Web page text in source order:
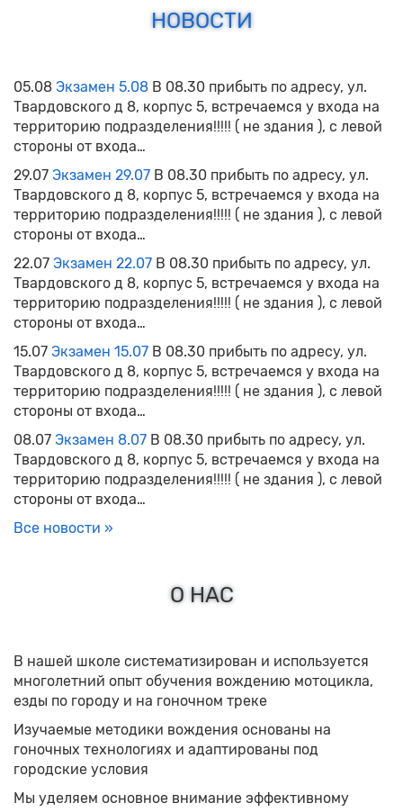
НОВОСТИ
05.08 Экзамен 5.08 В 08.30 прибыть по адресу, ул.
Твардовского д 8, корпус 5, встречаемся у входа на
территорию подразделения!!!!! ( не здания ), с левой
стороны от входа…
29.07 Экзамен 29.07 В 08.30 прибыть по адресу, ул.
Твардовского д 8, корпус 5, встречаемся у входа на
территорию подразделения!!!!! ( не здания ), с левой
стороны от входа…
22.07 Экзамен 22.07 В 08.30 прибыть по адресу, ул.
Твардовского д 8, корпус 5, встречаемся у входа на
территорию подразделения!!!!! ( не здания ), с левой
стороны от входа…
15.07 Экзамен 15.07 В 08.30 прибыть по адресу, ул.
Твардовского д 8, корпус 5, встречаемся у входа на
территорию подразделения!!!!! ( не здания ), с левой
стороны от входа…
08.07 Экзамен 8.07 В 08.30 прибыть по адресу, ул.
Твардовского д 8, корпус 5, встречаемся у входа на
территорию подразделения!!!!! ( не здания ), с левой
стороны от входа…
Все новости »
О НАС
В нашей школе систематизирован и используется
многолетний опыт обучения вождению мотоцикла,
езды по городу и на гоночном треке
Изучаемые методики вождения основаны на
гоночных технологиях и адаптированы под
городские условия
Мы уделяем основное внимание эффективному